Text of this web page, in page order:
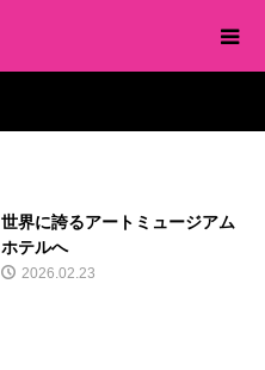
世界に誇るアートミュージアム
ホテルへ
2026.02.23